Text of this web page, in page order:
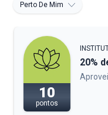
Perto De Mim
10
pontos
20%